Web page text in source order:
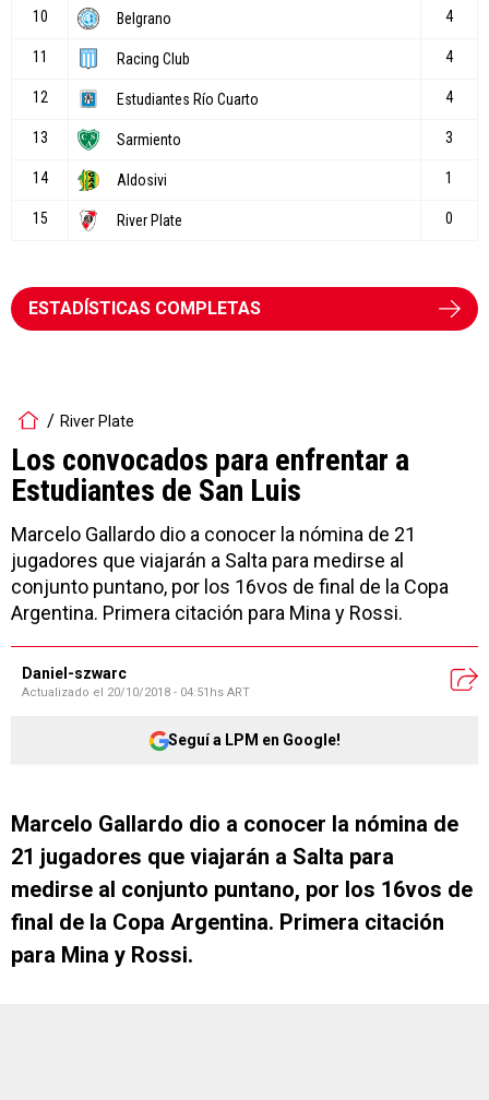
ESTADÍSTICAS COMPLETAS
River Plate
Los convocados para enfrentar a
Estudiantes de San Luis
Marcelo Gallardo dio a conocer la nómina de 21
jugadores que viajarán a Salta para medirse al
conjunto puntano, por los 16vos de final de la Copa
Argentina. Primera citación para Mina y Rossi.
Daniel-szwarc
Actualizado el 20/10/2018 - 04:51hs ART
Seguí a LPM en Google!
Marcelo Gallardo dio a conocer la nómina de
21 jugadores que viajarán a Salta para
medirse al conjunto puntano, por los 16vos de
final de la Copa Argentina. Primera citación
para Mina y Rossi.